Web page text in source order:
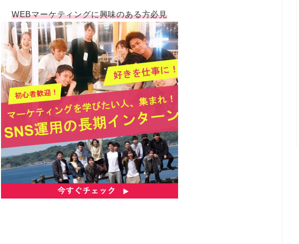
WEBマーケティングに興味のある方必見